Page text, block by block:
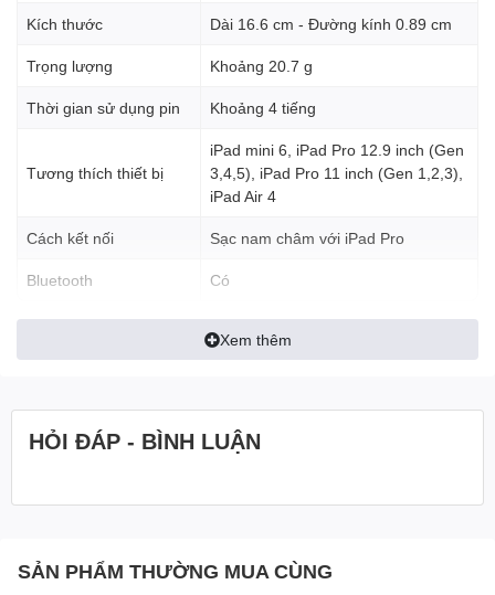
Khi gắn vào iPad của bạn, Apple Pencil 2 sẽ tự động được sạc.
quặc” của chiếc Apple Pencil đầu tiên.
Nhận diện chính xác. Viết và vẽ
dùng. Nhờ khả năng nhận diện vị trí ngòi chính xác tới từng pixel,
Kích thước Dài 16.6 cm - Đường kính 0.89 cm
Trọng lượng Khoảng 20.7 g
Thời gian sử dụng pin Khoảng 4 tiếng
Tương thích thiết bị
iPad mini 6, iPad Pro 12.9 inch (Gen
3,4,5), iPad Pro 11 inch (Gen 1,2,3),
iPad Air 4
Cách kết nối Sạc nam châm với iPad Pro
Bluetooth Có
Xem thêm
HỎI ĐÁP - BÌNH LUẬN
SẢN PHẨM THƯỜNG MUA CÙNG